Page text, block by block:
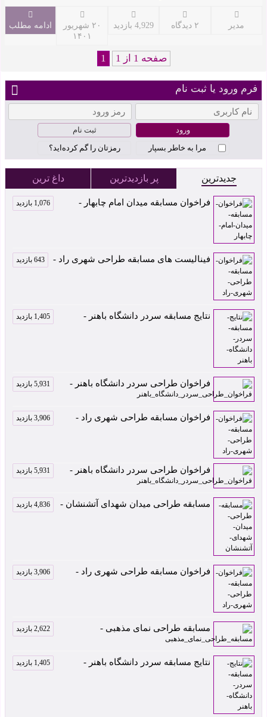
مدیر ۲ دیدگاه 4,929 بازدید
۲۰ شهریور
۱۴۰۱
ادامه مطلب
صفحه 1 از 1 1
فرم ورود یا ثبت نام
ثبت نام
مرا به خاطر بسپار
رمزتان را گم کرده‌اید؟
جدیدترین پر بازدیدترین داغ ترین
فراخوان مسابقه میدان امام چابهار - 1,076 بازدید
فینالیست های مسابقه طراحی شهری راد - 643 بازدید
نتایج مسابقه سردر دانشگاه باهنر - 1,405 بازدید
فراخوان طراحی سردر دانشگاه باهنر - 5,931 بازدید
فراخوان مسابقه طراحی شهری راد - 3,906 بازدید
فراخوان طراحی سردر دانشگاه باهنر - 5,931 بازدید
مسابقه طراحی میدان شهدای آتشنشان - 4,836 بازدید
فراخوان مسابقه طراحی شهری راد - 3,906 بازدید
مسابقه طراحی نمای مذهبی - 2,622 بازدید
نتایج مسابقه سردر دانشگاه باهنر - 1,405 بازدید